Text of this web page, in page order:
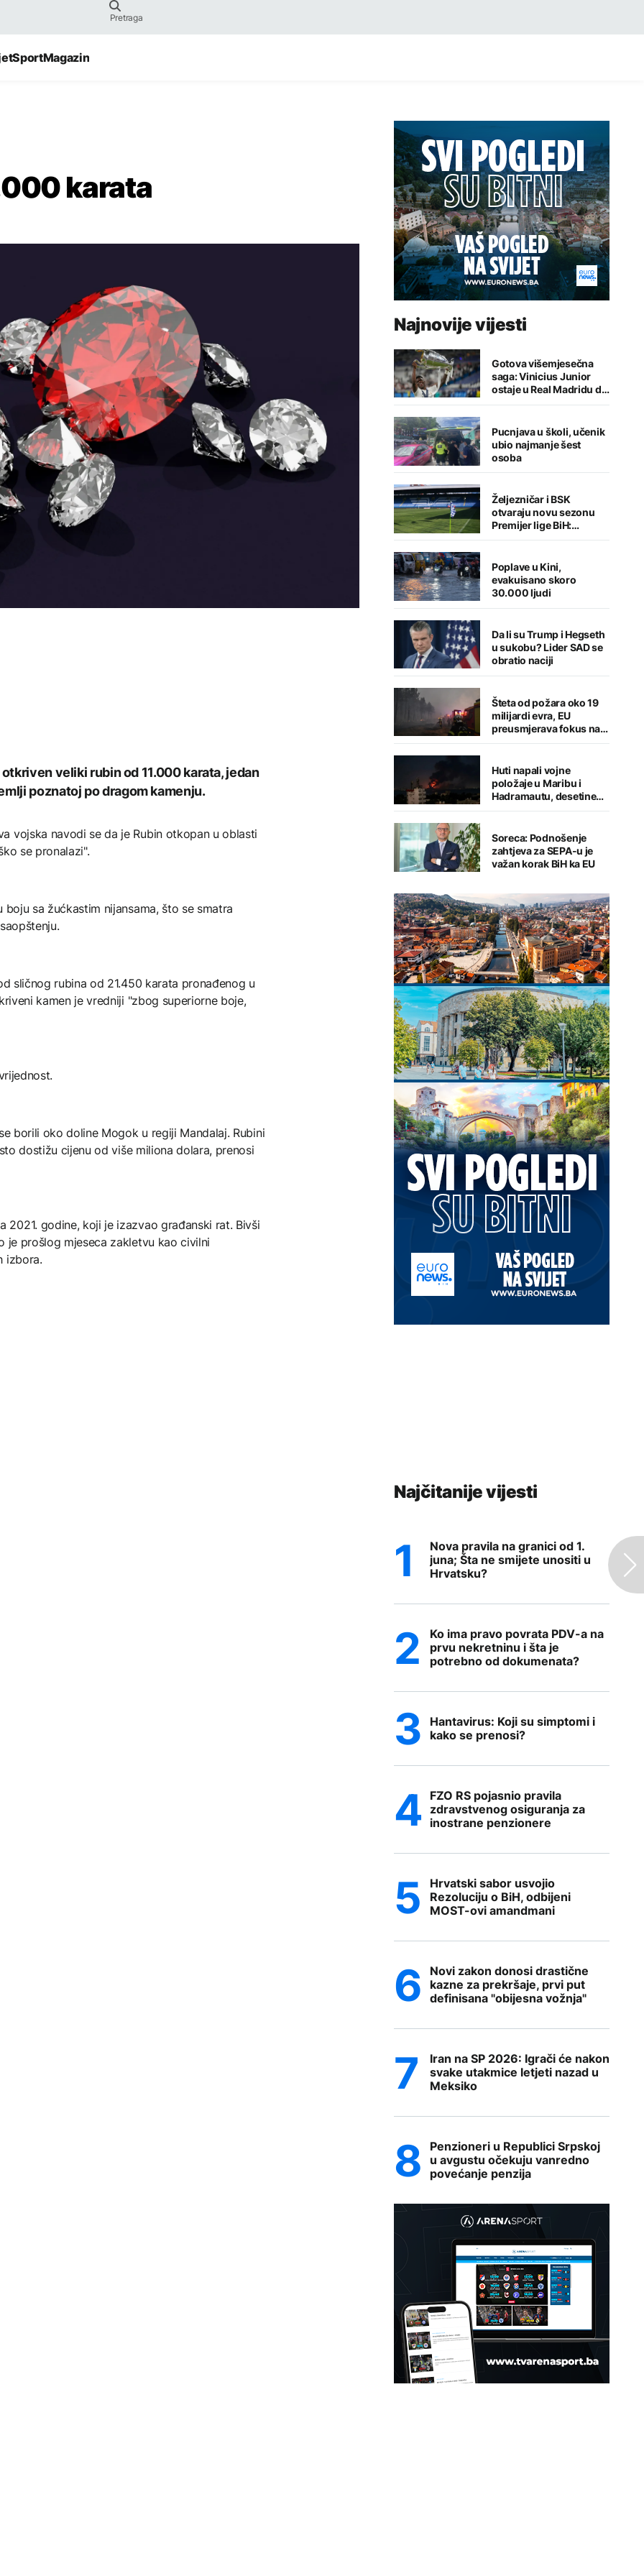
SportMagazin
karata
veliki rubin od 11.000 karata, jedan
poznatoj po dragom kamenju.
vojska navodi se da je Rubin otkopan u oblasti
se pronalazi".
sa žućkastim nijansama, što se smatra
sličnog rubina od 21.450 karata pronađenog u
kamen je vredniji "zbog superiorne boje,
borili oko doline Mogok u regiji Mandalaj. Rubini
dostižu cijenu od više miliona dolara, prenosi
2021. godine, koji je izazvao građanski rat. Bivši
je prošlog mjeseca zakletvu kao civilni
izbora.
Najnovije vijesti
Gotova višemjesečna
saga: Vinicius Junior
ostaje u Real Madridu do
2032. godine
Pucnjava u školi, učenik
ubio najmanje šest
osoba
Željezničar i BSK
otvaraju novu sezonu
Premijer lige BiH:
Sarajlije u problemima,
Poplave u Kini,
evakuisano skoro
30.000 ljudi
Da li su Trump i Hegseth
u sukobu? Lider SAD se
obratio naciji
Šteta od požara oko 19
milijardi evra, EU
preusmjerava fokus na
prevenciju
Huti napali vojne
položaje u Maribu i
Hadramautu, desetine
stradalih
Soreca: Podnošenje
zahtjeva za SEPA-u je
važan korak BiH ka EU
Najčitanije vijesti
Nova pravila na granici od 1.
juna; Šta ne smijete unositi u
Hrvatsku?
Ko ima pravo povrata PDV-a na
prvu nekretninu i šta je
potrebno od dokumenata?
Hantavirus: Koji su simptomi i
kako se prenosi?
FZO RS pojasnio pravila
zdravstvenog osiguranja za
inostrane penzionere
Hrvatski sabor usvojio
Rezoluciju o BiH, odbijeni
MOST-ovi amandmani
Novi zakon donosi drastične
kazne za prekršaje, prvi put
definisana "obijesna vožnja"
Iran na SP 2026: Igrači će nakon
svake utakmice letjeti nazad u
Meksiko
Penzioneri u Republici Srpskoj
u avgustu očekuju vanredno
povećanje penzija